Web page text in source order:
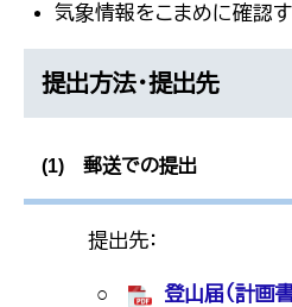
気象情報をこまめに確認す
提出方法・提出先
(1) 郵送での提出
提出先：
○
登山届（計画